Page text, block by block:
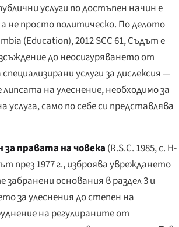
услуги по достъпен начин е
не просто политическо. По делото
(Education), 2012 SCC 61, Съдът е
до неосигуряването от
услуги за дислексия —
на улеснение, необходимо за
услуга, само по себе си представлява
за правата на човека (R.S.C. 1985, c. H-
през 1977 г., изброява увреждането
основания в раздел 3 и
за улеснения до степен на
на регулираните от